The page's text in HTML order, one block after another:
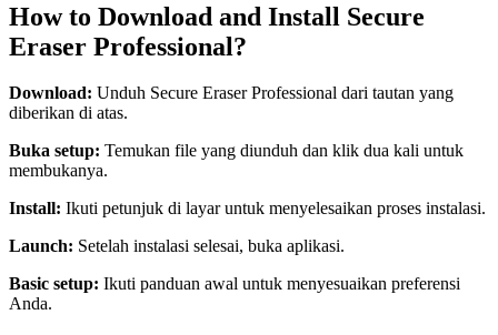
How to Download and Install Secure
Eraser Professional?
Download: Unduh Secure Eraser Professional dari tautan yang
diberikan di atas.
Buka setup: Temukan file yang diunduh dan klik dua kali untuk
membukanya.
Install: Ikuti petunjuk di layar untuk menyelesaikan proses instalasi.
Launch: Setelah instalasi selesai, buka aplikasi.
Basic setup: Ikuti panduan awal untuk menyesuaikan preferensi
Anda.